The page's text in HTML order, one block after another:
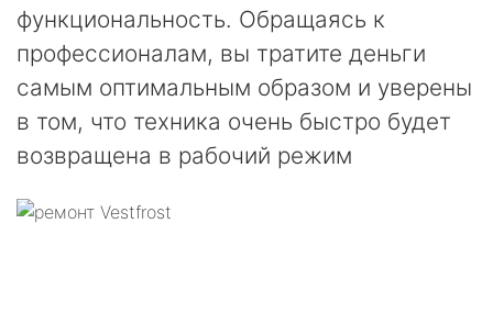
функциональность. Обращаясь к
профессионалам, вы тратите деньги
самым оптимальным образом и уверены
в том, что техника очень быстро будет
возвращена в рабочий режим